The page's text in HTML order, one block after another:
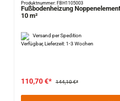
Produktnummer: FBH1105003
Fußbodenheizung
10 m²
Versand per Spedition
Verfügbar, Lieferzeit: 1-3 Wochen
110,70 €* 144,10 €*